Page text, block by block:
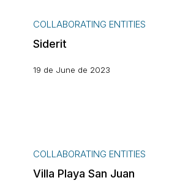
COLLABORATING ENTITIES
Siderit
19 de June de 2023
Playa
Juan
COLLABORATING ENTITIES
Villa Playa San Juan